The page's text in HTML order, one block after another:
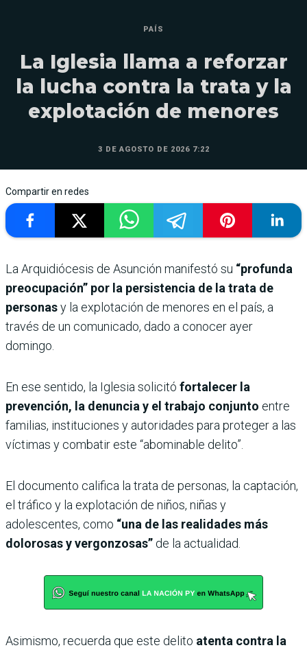
PAÍS
La Iglesia llama a reforzar
la lucha contra la trata y la
explotación de menores
3 DE AGOSTO DE 2026 7:22
Compartir en redes
La Arquidiócesis de Asunción manifestó su “profunda
preocupación” por la persistencia de la trata de
personasy la explotación de menores en el país, a
través de un comunicado, dado a conocer ayer
domingo.
En ese sentido, la Iglesia solicitó fortalecer la
prevención, la denuncia y el trabajo conjunto entre
familias, instituciones y autoridades para proteger a las
víctimas y combatir este “abominable delito”.
El documento califica la trata de personas, la captación,
el tráfico y la explotación de niños, niñas y
adolescentes, como “una de las realidades más
dolorosas y vergonzosas” de la actualidad.
Asimismo, recuerda que este delito atenta contra la